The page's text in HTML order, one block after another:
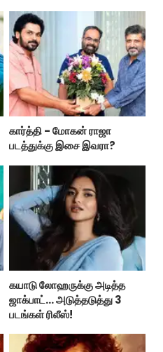
கார்த்தி - மோகன் ராஜா
படத்துக்கு இசை இவரா?
கயாடு லோஹருக்கு அடித்த
ஜாக்பாட்... அடுத்தடுத்து 3
படங்கள் ரிலீஸ்!